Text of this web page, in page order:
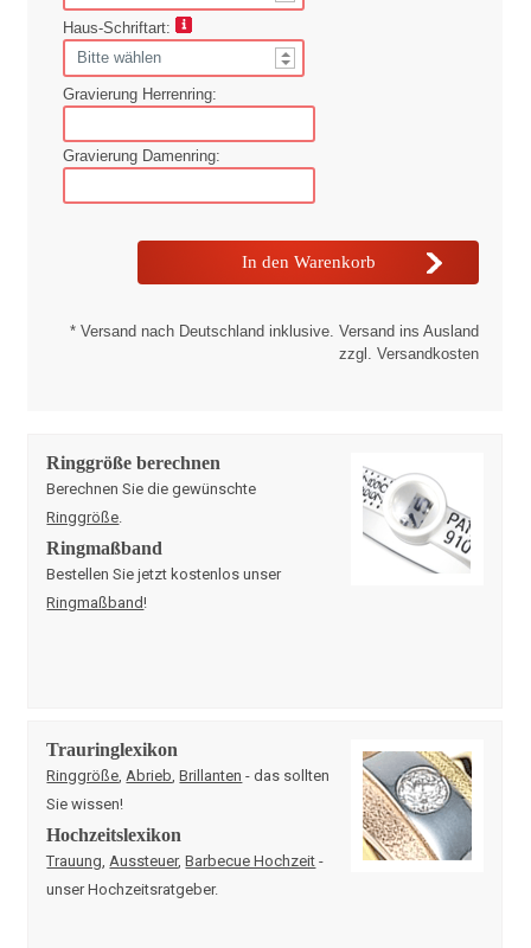
Haus-Schriftart:
Gravierung Herrenring:
Gravierung Damenring:
* Versand nach Deutschland inklusive. Versand ins Ausland
zzgl. Versandkosten
Ringgröße berechnen
Berechnen Sie die gewünschte
Ringgröße
Ringmaßband
Bestellen Sie jetzt kostenlos unser
Ringmaßband!
Trauringlexikon
Ringgröße Abrieb ,Brillanten - das sollten
Sie wissen!
Hochzeitslexikon
Trauung Aussteuer,Barbecue Hochzeit -
unser Hochzeitsratgeber.